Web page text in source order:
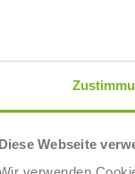
Diese Webseite
of Arts
of Arts
Hauptgüterbahnhof
of Arts